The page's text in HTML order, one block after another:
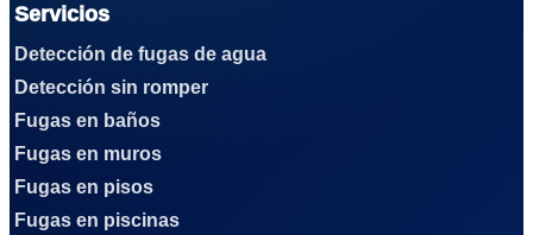
Servicios
Detección de fugas de agua
Detección sin romper
Fugas en baños
Fugas en muros
Fugas en pisos
Fugas en piscinas